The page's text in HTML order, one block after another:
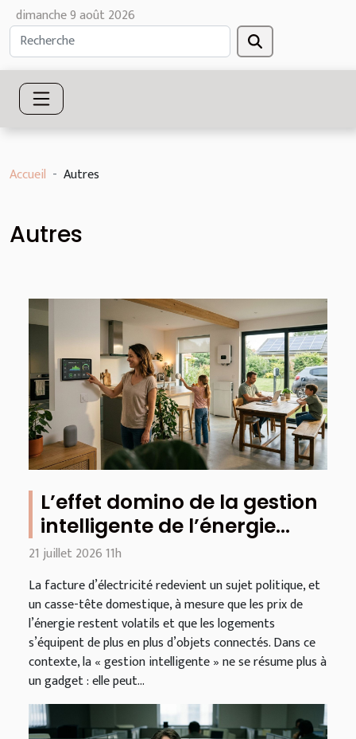
dimanche 9 août 2026
Accueil Autres
Autres
L’effet domino de la gestion
intelligente de l’énergie
dans l’habitat connecté
21 juillet 2026 11h
La facture d’électricité redevient un sujet politique, et
un casse-tête domestique, à mesure que les prix de
l’énergie restent volatils et que les logements
s’équipent de plus en plus d’objets connectés. Dans ce
contexte, la « gestion intelligente » ne se résume plus à
un gadget : elle peut...